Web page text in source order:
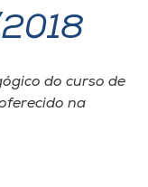
do curso de
na